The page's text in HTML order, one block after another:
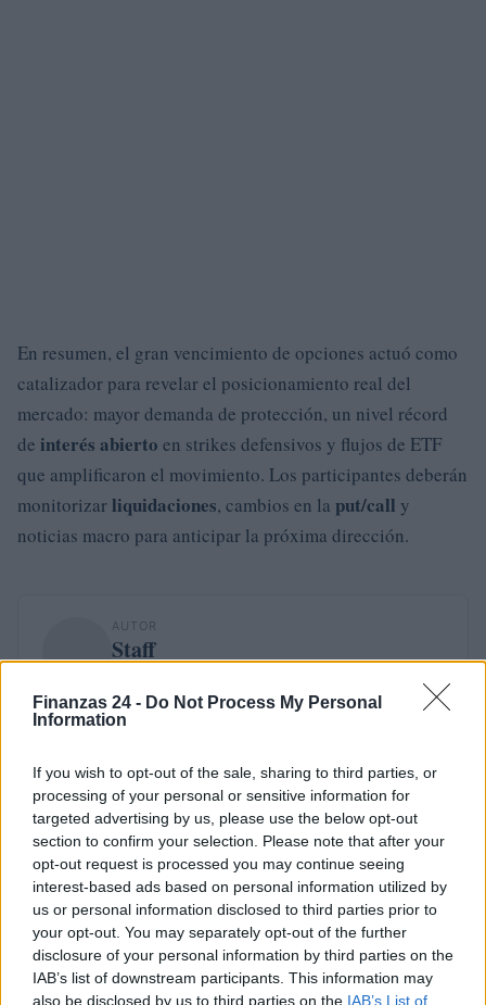
Finanzas 24 - Do Not Process My Personal
Information
If you wish to opt-out of the sale, sharing to third parties, or
processing of your personal or sensitive information for
targeted advertising by us, please use the below opt-out
section to confirm your selection. Please note that after your
opt-out request is processed you may continue seeing
interest-based ads based on personal information utilized by
us or personal information disclosed to third parties prior to
your opt-out. You may separately opt-out of the further
disclosure of your personal information by third parties on the
IAB’s list of downstream participants. This information may
also be disclosed by us to third parties on the IAB’s List of
En resumen, el gran vencimiento de opciones actuó como
catalizador para revelar el posicionamiento real del
mercado: mayor demanda de protección, un nivel récord
de interés abierto en strikes defensivos y flujos de ETF
que amplificaron el movimiento. Los participantes deberán
monitorizarliquidaciones, cambios en la put/call y
noticias macro para anticipar la próxima dirección.
AUTOR
Staff